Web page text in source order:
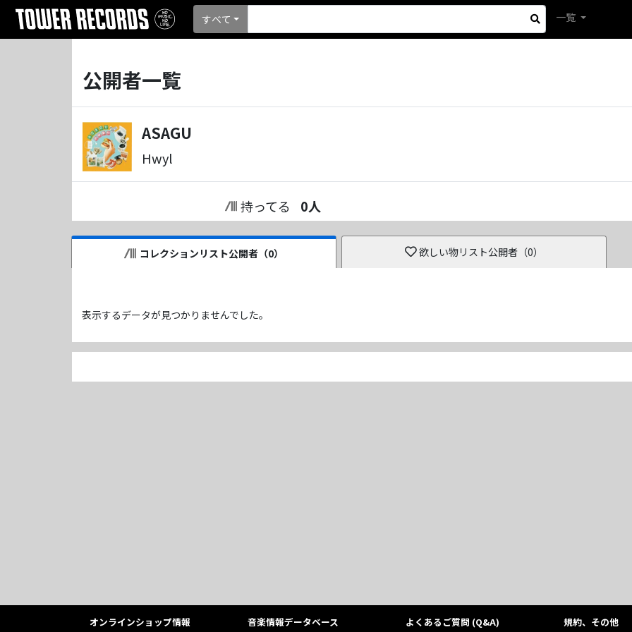
すべて 一覧
公開者一覧
ASAGU
Hwyl
持ってる 0人
コレクションリスト公開者（0） 欲しい物リスト公開者（0）
表示するデータが見つかりませんでした。
オンラインショップ情報 音楽情報データベース よくあるご質問 (Q&A) 規約、その他